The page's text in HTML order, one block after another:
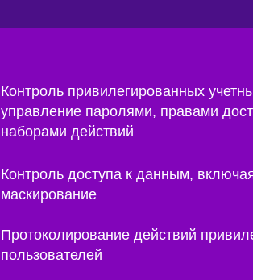
Контроль привилегированных
управление паролями, правами
наборами действий
Протоколирование действий
пользователей
Контроль доступа к данным,
маскирование